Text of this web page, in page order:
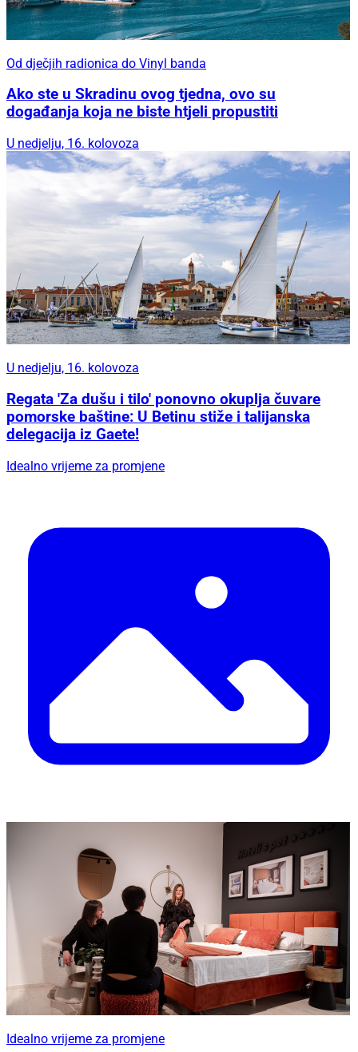
Od dječjih radionica do Vinyl banda
Ako ste u Skradinu ovog tjedna, ovo su
događanja koja ne biste htjeli propustiti
U nedjelju, 16. kolovoza
U nedjelju, 16. kolovoza
Regata 'Za dušu i tilo' ponovno okuplja čuvare
pomorske baštine: U Betinu stiže i talijanska
delegacija iz Gaete!
Idealno vrijeme za promjene
Idealno vrijeme za promjene